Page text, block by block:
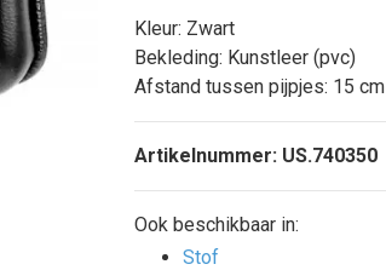
Kleur: Zwart
Bekleding: Kunstleer (pvc)
Afstand tussen pijpjes: 15 cm
Artikelnummer: US.740350
Ook beschikbaar in:
Stof